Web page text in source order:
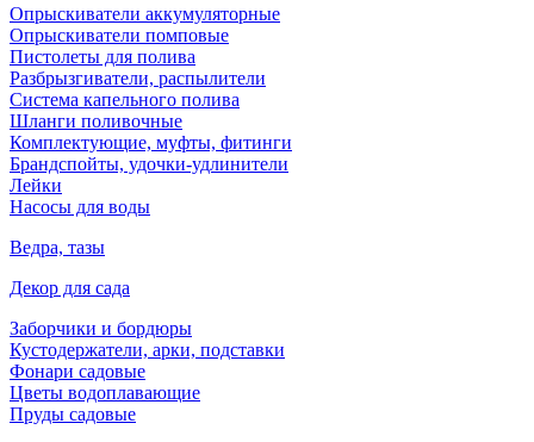
Опрыскиватели аккумуляторные
Опрыскиватели помповые
Пистолеты для полива
Разбрызгиватели, распылители
Система капельного полива
Шланги поливочные
Комплектующие, муфты, фитинги
Брандспойты, удочки-удлинители
Лейки
Насосы для воды
Ведра, тазы
Декор для сада
Заборчики и бордюры
Кустодержатели, арки, подставки
Фонари садовые
Цветы водоплавающие
Пруды садовые